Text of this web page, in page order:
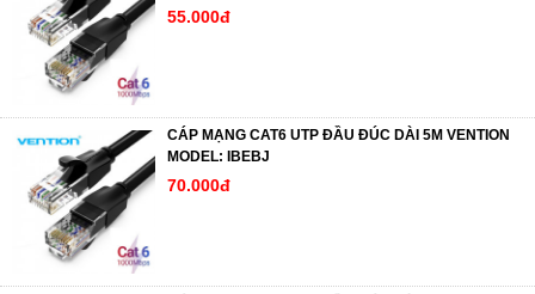
55.000đ
CÁP MẠNG CAT6 UTP ĐẦU ĐÚC DÀI 5M VENTION
MODEL: IBEBJ
70.000đ